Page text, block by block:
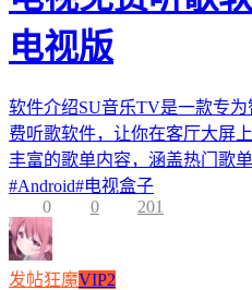
电视版
软件介绍SU音乐TV是一款专
费听歌软件，让你在客厅大屏
丰富的歌单内容，涵盖热门歌
#Android#电视盒子
0
0 201
发帖狂魔VIP2